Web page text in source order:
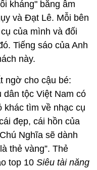
kháng" bằng âm
và Đạt Lê. Mỗi bên
của mình và đối
Tiếng sáo của Anh
này.
ngờ cho cậu bé:
dân tộc Việt Nam có
khác tìm về nhạc cụ
đẹp, cái hồn của
Nghĩa sẽ dành
thẻ vàng”. Thẻ
top 10 Siêu tài năng